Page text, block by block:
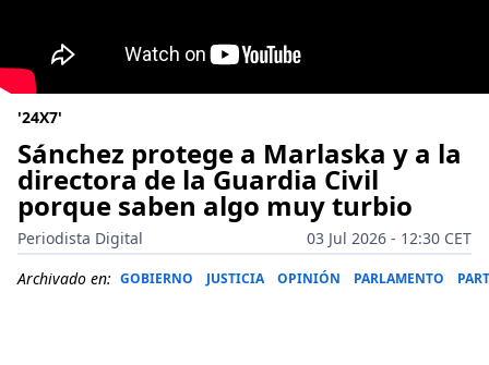
'24X7'
Sánchez protege a Marlaska y a la
directora de la Guardia Civil
porque saben algo muy turbio
Periodista Digital
03 Jul 2026 - 12:30 CET
Archivado en: GOBIERNO JUSTICIA OPINIÓN PARLAMENTO